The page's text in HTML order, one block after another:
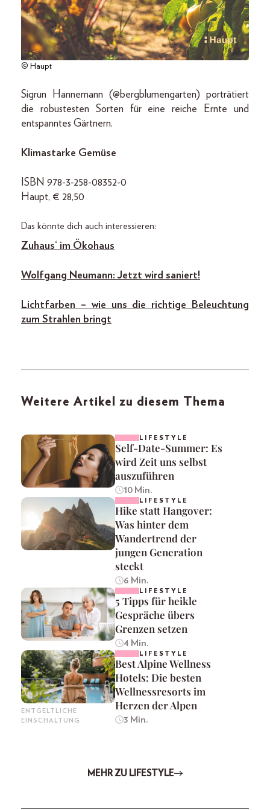
© Haupt
Sigrun Hannemann (@bergblumengarten) porträtiert
die robustesten Sorten für eine reiche Ernte und
entspanntes Gärtnern.
Klimastarke Gemüse
ISBN 978-3-258-08352-0
Haupt, € 28,50
Das könnte dich auch interessieren:
Zuhaus‘ im Ökohaus
Wolfgang Neumann: Jetzt wird saniert!
Lichtfarben – wie uns die richtige Beleuchtung
zum Strahlen bringt
Weitere Artikel zu diesem Thema
LIFESTYLE
Self-Date-Summer: Es
wird Zeit uns selbst
auszuführen
10 Min.
LIFESTYLE
Hike statt Hangover:
Was hinter dem
Wandertrend der
jungen Generation
steckt
6 Min.
LIFESTYLE
5 Tipps für heikle
Gespräche übers
Grenzen setzen
4 Min.
ENTGELTLICHE
EINSCHALTUNG
LIFESTYLE
Best Alpine Wellness
Hotels: Die besten
Wellnessresorts im
Herzen der Alpen
3 Min.
MEHR ZU LIFESTYLE